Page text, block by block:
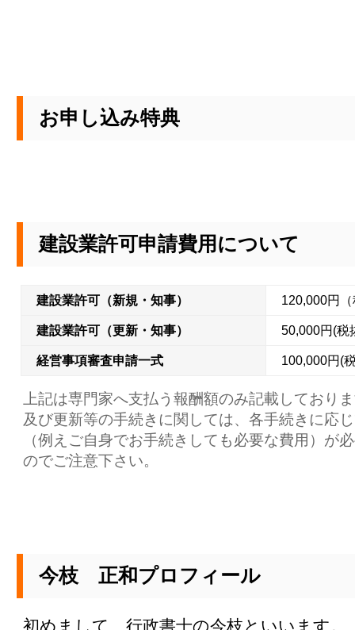
お申し込み特典
建設業許可申請費用について
建設業許可（新規・知事） 120,000円
建設業許可（更新・知事） 50,000円(税
経営事項審査申請一式 100,000円(
上記は専門家へ支払う報酬額のみ記載しており
及び更新等の手続きに関しては、各手続きに応
（例えご自身でお手続きしても必要な費用）が
のでご注意下さい。
今枝 正和プロフィール
初めまして、行政書士の今枝といいます。